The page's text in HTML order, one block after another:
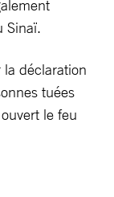
Sinaï.
la déclaration
tuées
le feu